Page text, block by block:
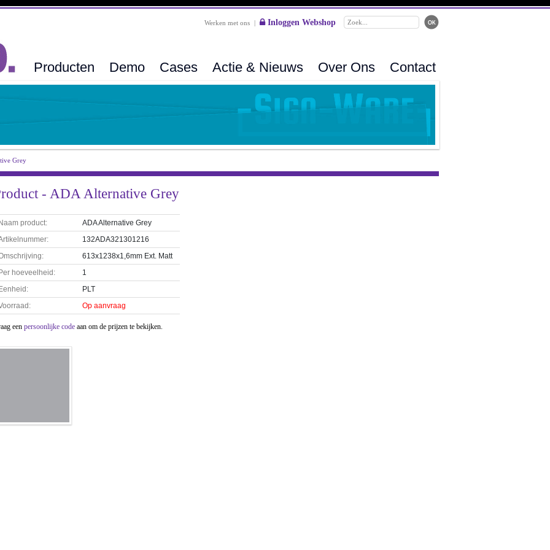
Werken met ons | Inloggen Webshop
Producten Demo Cases Actie & Nieuws Over Ons Contact
Grey
- ADA Alternative Grey
product:
ADA Alternative Grey
132ADA321301216
613x1238x1,6mm Ext. Matt
hoeveelheid:
1
PLT
Op aanvraag
een persoonlijke code aan om de prijzen te bekijken.